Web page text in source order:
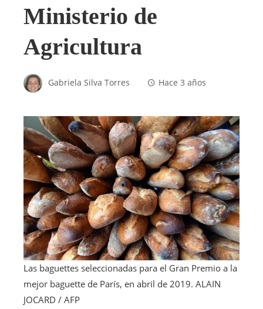
Ministerio de
Agricultura
Gabriela Silva Torres Hace 3 años
Las baguettes seleccionadas para el Gran Premio a la
mejor baguette de París, en abril de 2019. ALAIN
JOCARD / AFP